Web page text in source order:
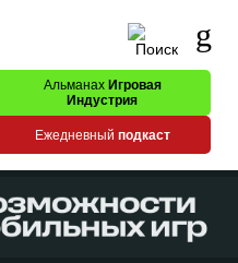
Альманах Игровая
Индустрия
Ежедневный подкаст